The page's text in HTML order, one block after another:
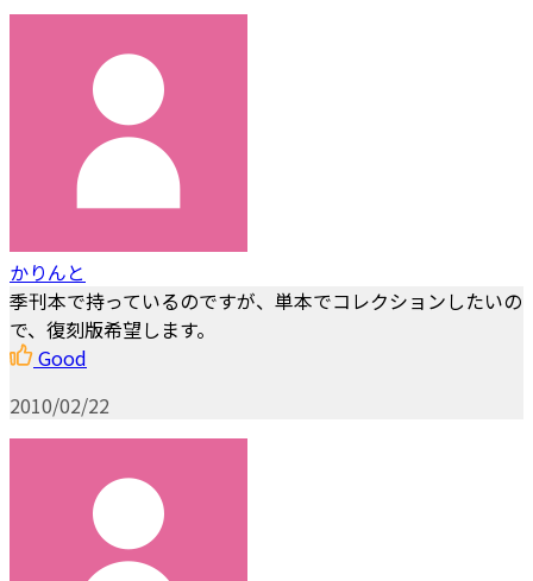
かりんと
季刊本で持っているのですが、単本でコレクションしたいの
で、復刻版希望します。
Good
2010/02/22